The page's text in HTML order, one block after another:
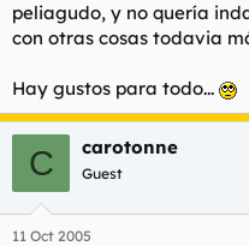
peliagudo, y no quería
con otras cosas todavia
Hay gustos para todo...
C carotonne
Guest
11 Oct 2005